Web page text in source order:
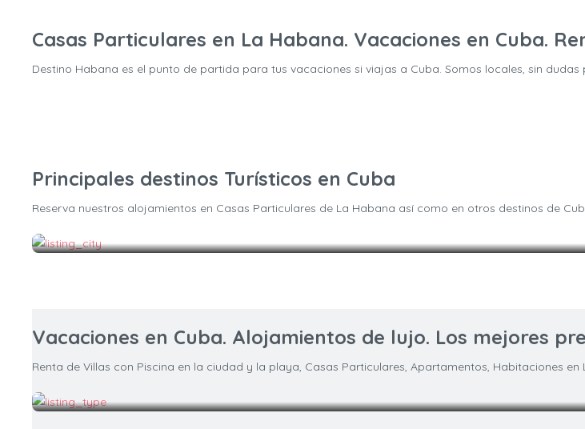
Casas Particulares en La Habana. Vacaciones en Cuba.
Destino Habana es el punto de partida para tus vacaciones si viajas a Cuba. Somos locales, sin
Principales destinos Turísticos en Cuba
Reserva nuestros alojamientos en Casas Particulares de La Habana así como en otros destinos de
Vacaciones en Cuba. Alojamientos de lujo. Los mejores
Renta de Villas con Piscina en la ciudad y la playa, Casas Particulares, Apartamentos, Habitaciones